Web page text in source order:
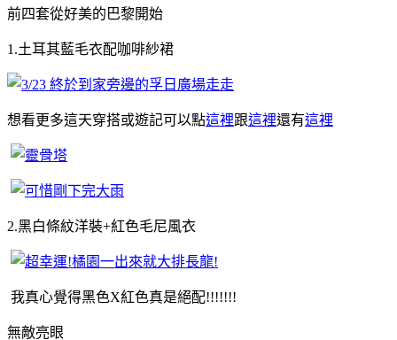
前四套從好美的巴黎開始
1.土耳其藍毛衣配咖啡紗裙
想看更多這天穿搭或遊記可以點這裡跟這裡還有這裡
2.黑白條紋洋裝+紅色毛尼風衣
我真心覺得黑色X紅色真是絕配!!!!!!!
無敵亮眼